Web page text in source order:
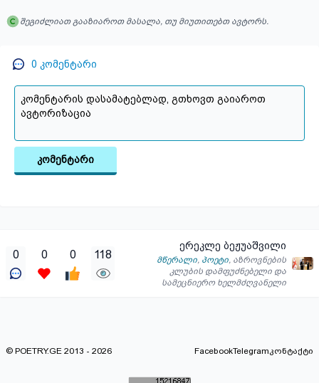
შეგიძლიათ გააზიაროთ მასალა, თუ მიუთითებთ ავტორს.
0 კომენტარი
კომენტარი
0 0 0 118
ერეკლე ბეჟუაშვილი
მწერალი, პოეტი, აზროვნების
კლუბის დამფუძნებელი და
სამეცნიერო ხელმძღვანელი
© POETRY.GE 2013 - 2026 FacebookTelegramკონტაქტი